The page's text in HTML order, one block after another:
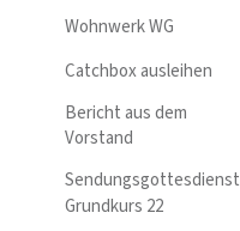
Wohnwerk WG
Catchbox ausleihen
Bericht aus dem
Vorstand
Sendungsgottesdienst
Grundkurs 22